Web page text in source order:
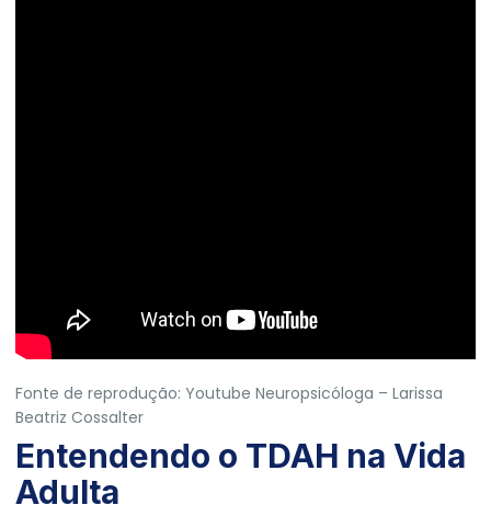
Fonte de reprodução: Youtube Neuropsicóloga – Larissa
Beatriz Cossalter
Entendendo o TDAH na Vida
Adulta